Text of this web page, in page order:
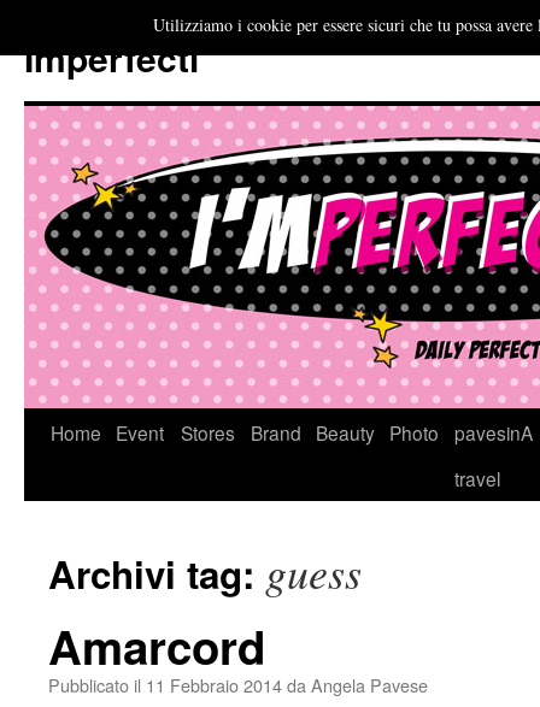
Imperfecti
VaiHome Event Stores Brand Beauty Photo
pavesinA
travel
Archivi tag: guess
Amarcord
Pubblicato il 11 Febbraio 2014da Angela Pavese
Utilizziamo i cookie per essere sicuri che tu possa